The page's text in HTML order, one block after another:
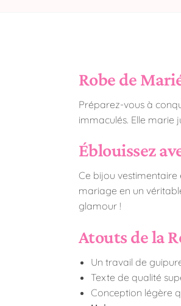
Robe de
Préparez-vous à
immaculés. Elle marie
Éblouissez
Ce bijou
mariage en un
glamour !
Atouts de la
Un travail de
Texte de qualité
Conception légère